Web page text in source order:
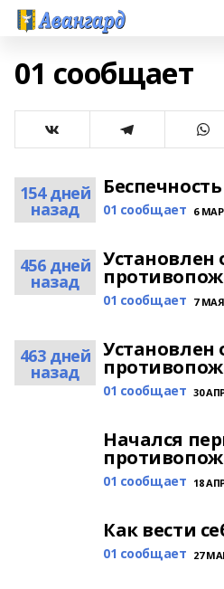
01 сообщает
154 дней
назад 01 сообщает 6
456 дней
назад
Установлен
01 сообщает 7 МАЯ
463 дней
назад
Установлен
01 сообщает 30
Начался
01 сообщает 18
Как вести
01 сообщает 27